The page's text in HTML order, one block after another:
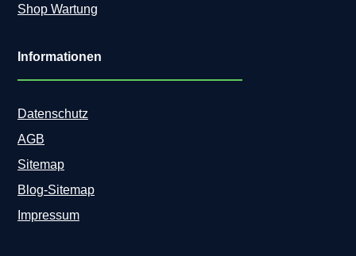
Shop Wartung
Informationen
Datenschutz
AGB
Sitemap
Blog-Sitemap
Impressum